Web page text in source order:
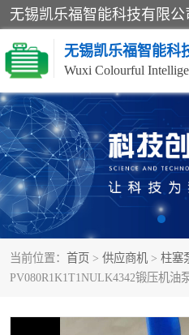
无锡凯乐福智能科
当前位置： 首页 > 供应商机 > 柱塞
PV080R1K1T1NULK4342锻压机油
齿轮泵
风冷式油冷却器
液压马达
柱塞泵